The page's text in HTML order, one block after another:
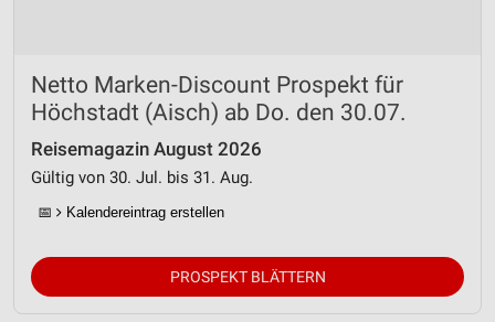
Netto Marken-Discount Prospekt für
Höchstadt (Aisch) ab Do. den 30.07.
Reisemagazin August 2026
Gültig von 30. Jul. bis 31. Aug.
📅 Kalendereintrag erstellen
PROSPEKT BLÄTTERN